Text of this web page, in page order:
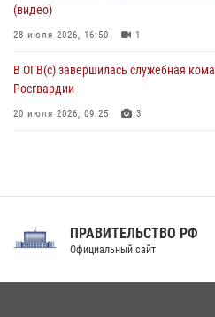
(видео)
28 июля 2026, 16:50 1
В ОГВ(с) завершилась служебная
Росгвардии
20 июля 2026, 09:25 3
Праздник «Один день с Росгвардией»
ПРАВИТЕЛЬСТВО РФ
Официальный сайт